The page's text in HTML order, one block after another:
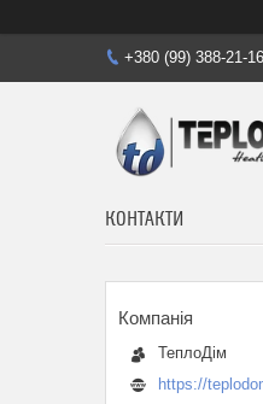
+380 (99) 388-21-16
КОНТАКТИ
ТеплоДім
https://